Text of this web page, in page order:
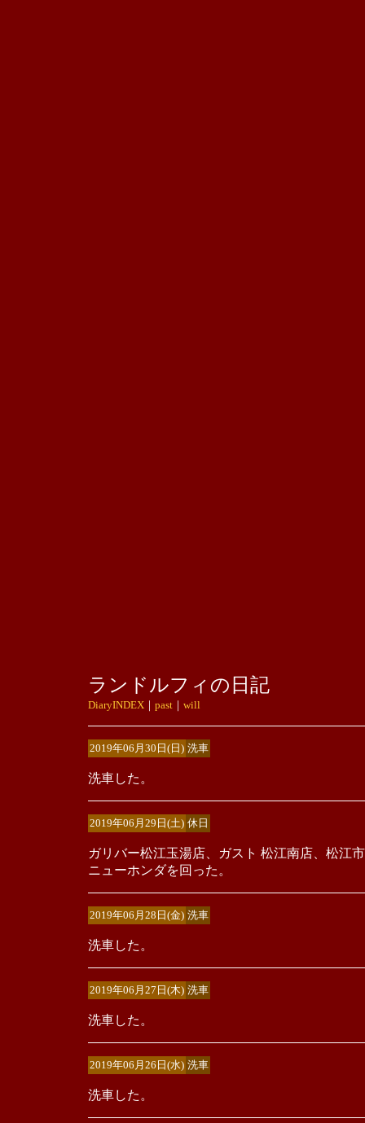
ランドルフィの日記
DiaryINDEX｜ past｜ will
2019年06月30日(日) 洗車
洗車した。
2019年06月29日(土) 休日
ガリバー松江玉湯店、ガスト 松江南店、松江
ニューホンダを回った。
2019年06月28日(金) 洗車
洗車した。
2019年06月27日(木) 洗車
洗車した。
2019年06月26日(水) 洗車
洗車した。